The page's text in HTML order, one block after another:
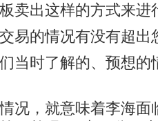
卖出这样的方式来进
的情况有没有超出
时了解的、预想的
，就意味着李海面